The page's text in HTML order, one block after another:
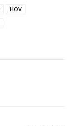
HOV